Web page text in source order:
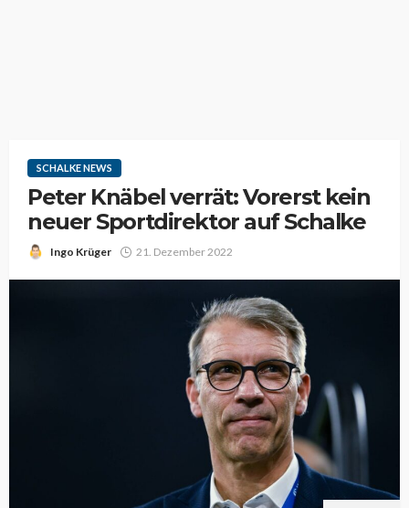
SCHALKE NEWS
Peter Knäbel verrät: Vorerst kein
neuer Sportdirektor auf Schalke
Ingo Krüger 21. Dezember 2022